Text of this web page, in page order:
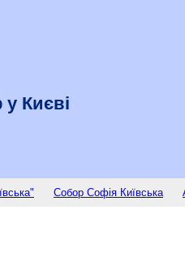
Києві
Собор Софія Київська